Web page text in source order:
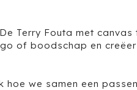
Terry Fouta met canvas
of boodschap en
hoe we samen een